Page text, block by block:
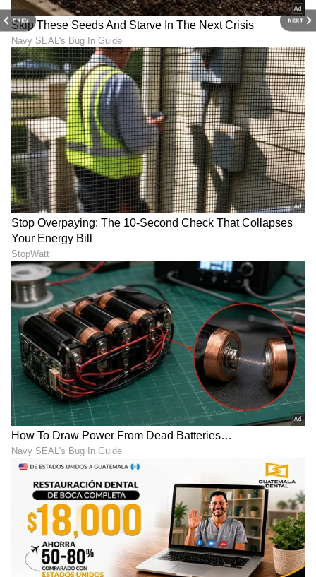
PREV NEXT
DOWNLOAD APP
RECOMMENDED STORIES
ಬಿಸಿನೆಸ್ ಶುರು ಮಾಡೋ ಮುನ್ನ
ಮರೆಯದೇ ಇದೊಂದು ಕೆಲಸ
ಮಾಡಿ..! ಯುವ ಉದ್ಯಮಿಯ
ಕಿವಿಮಾತು ವೈರಲ್..!
1917ರಲ್ಲಿ ಬ್ರಿಟಿಷರಿಗೆ 35 ಸಾವಿರ